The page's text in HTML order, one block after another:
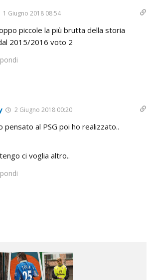
1 Giugno 2018 08:54
piccole la più brutta della storia
2015/2016 voto 2
2 Giugno 2018 00:20
pensato al PSG poi ho realizzato..
ci voglia altro..